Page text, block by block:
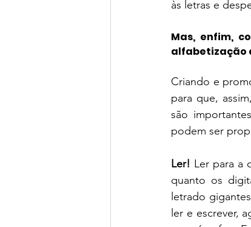
às letras e
Mas, enfim,
alfabetização
Criando e
para que,
são
podem ser
Ler! Ler para a
quanto os
letrado
ler e escrever,